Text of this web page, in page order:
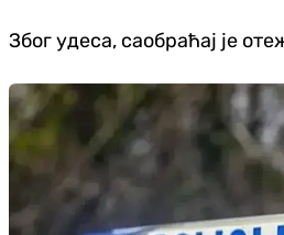
Због удеса, саобраћај је